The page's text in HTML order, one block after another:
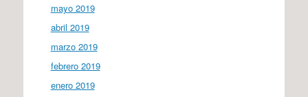
mayo 2019
abril 2019
marzo 2019
febrero 2019
enero 2019